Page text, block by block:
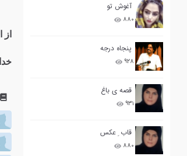
آغوش تو
۸۸۰
پنجاه درجه
۹۲۸
قصه ی باغ
۹۳۱
قاب ِ عکس
۸۸۰